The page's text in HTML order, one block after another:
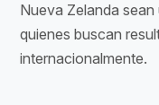
Nueva Zelanda
quienes buscan
internacionalmente.